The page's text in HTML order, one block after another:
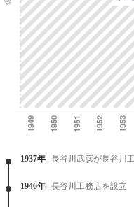
1937年 長谷川武彦が長谷川
1946年 長谷川工務店を設立